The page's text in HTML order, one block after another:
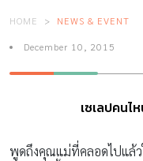
HOME NEWS & EVENT
December 10, 2015
เซเลปคนไ
พูดถึงคุณแม่ที่คลอดไปแล้